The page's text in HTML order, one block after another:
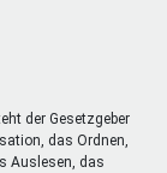
der Gesetzgeber
das Ordnen,
Auslesen, das